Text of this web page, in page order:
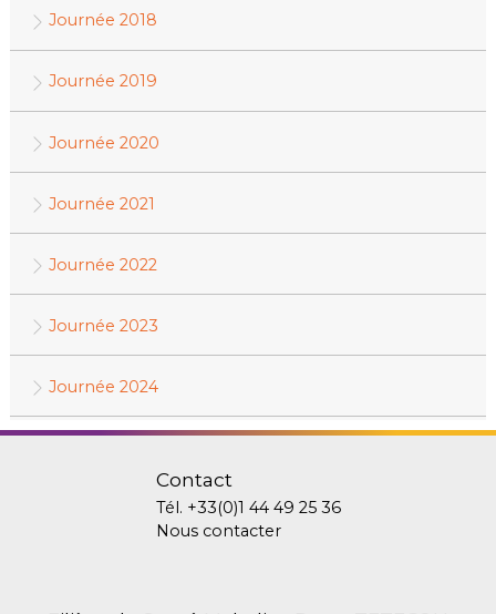
Journée 2018
Journée 2019
Journée 2020
Journée 2021
Journée 2022
Journée 2023
Journée 2024
Contact
Tél. +33(0)1 44 49 25 36
Nous contacter